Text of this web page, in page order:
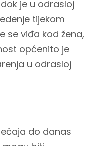
je u odrasloj
tijekom
se viđa kod žena,
općenito je
u odrasloj
do danas